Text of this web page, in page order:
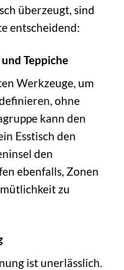
überzeugt, sind
entscheidend:
Teppiche
Werkzeuge, um
ohne
kann den
Esstisch den
den
ebenfalls, Zonen
zu
ist unerlässlich.